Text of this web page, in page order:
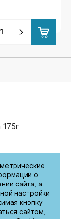
о
сайта, а
настройки
кнопку
сайтом,